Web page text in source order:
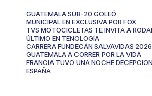
GUATEMALA SUB-20 GOLEÓ
MUNICIPAL EN EXCLUSIVA POR FOX
TVS MOTOCICLETAS TE INVITA A
ÚLTIMO EN TENOLOGÍA
CARRERA FUNDECÁN SALVAVIDAS
GUATEMALA A CORRER POR LA VIDA
FRANCIA TUVO UNA NOCHE
ESPAÑA